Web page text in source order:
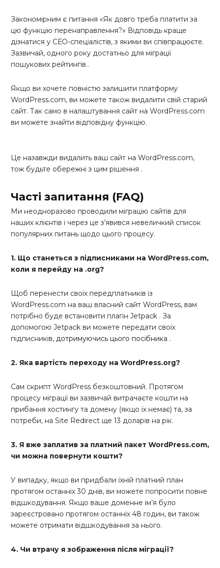
Закономірним є питання «Як довго треба платити за
цю функцію перенаправлення?» Відповідь краще
дізнатися у СЕО-спеціалістів, з якими ви співпрацюєте.
Зазвичай, одного року достатньо для міграції
пошукових рейтингів..
Якщо ви хочете повністю залишити платформу
WordPress.com, ви можете також видалити свій старий
сайт. Так само в налаштування сайт на WordPress.com
ви можете знайти відповідну функцію.
Це назавжди видалить ваш сайт на WordPress.com,
тож будьте обережні з цим рішення .
Часті запитання (FAQ)
Ми неодноразово проводили міграцію сайтів для
наших клієнтів і через це з’явився невеличкий список
популярних питань щодо цього процесу.
1. Що станеться з підписниками на WordPress.com,
коли я перейду на .org?
Щоб перенести своїх передплатників із
WordPress.com на ваш власний сайт WordPress, вам
потрібно буде встановити плагін Jetpack . За
допомогою Jetpack ви можете передати своїх
підписників, дотримуючись цього посібника .
2. Яка вартість переходу на WordPress.org?
Сам скрипт WordPress безкоштовний. Протягом
процесу міграції ви зазвичай витрачаєте кошти на
прибання хостингу та домену (якщо їх немає) та, за
потреби, на Site Redirect ще 13 доларів на рік.
3. Я вже заплатив за платний пакет WordPress.com,
чи можна повернути кошти?
У випадку, якщо ви придбали їхній платний план
протягом останніх 30 днів, ви можете попросити повне
відшкодування. Якщо ваше доменне ім’я було
зареєстровано протягом останніх 48 годин, ви також
можете отримати відшкодування за нього.
4. Чи втрачу я зображення після міграції?